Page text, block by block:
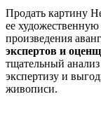
Продать картину
ее
произведения
экспертов и
тщательный
экспертизу и
живописи.